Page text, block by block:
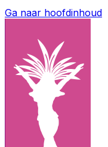
Ga naar hoofdinhoud